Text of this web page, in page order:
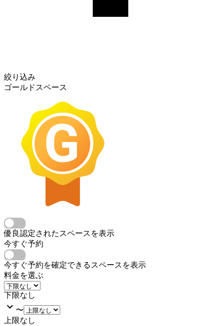
絞り込み
ゴールドスペース
優良認定されたスペースを表示
今すぐ予約
今すぐ予約を確定できるスペースを表示
料金を選ぶ
下限なし
〜
上限なし